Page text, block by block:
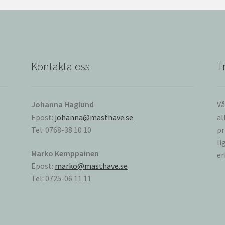
Kontakta oss
Johanna Haglund
Epost: johanna@masthave.se
Tel: 0768-38 10 10
Marko Kemppainen
Epost: marko@masthave.se
Tel: 0725-06 11 11